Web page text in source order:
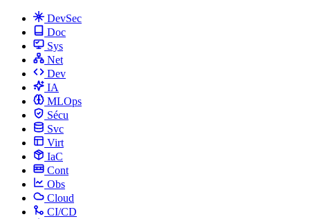
DevSec
Doc
Sys
Net
Dev
IA
MLOps
Sécu
Svc
Virt
IaC
Cont
Obs
Cloud
CI/CD